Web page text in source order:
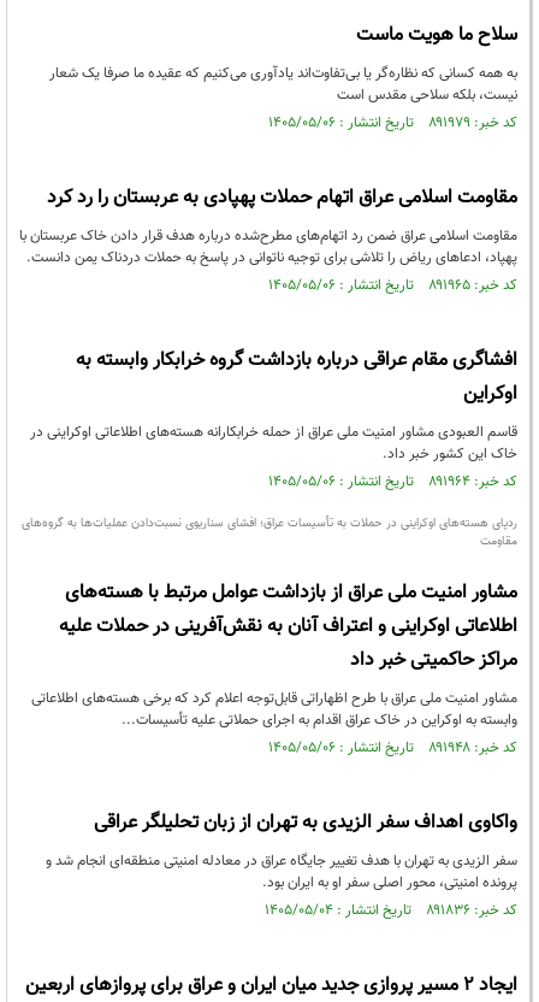
سلاح ما هویت ماست
به همه کسانی که نظاره‌گر یا بی‌تفاوت‌اند یادآوری می‌کنیم که عقیده ما صرفا یک شعار
نیست، بلکه سلاحی مقدس است
کد خبر: ۸۹۱۹۷۹ تاریخ انتشار : ۱۴۰۵/۰۵/۰۶
مقاومت اسلامی عراق اتهام حملات پهپادی به عربستان را رد کرد
مقاومت اسلامی عراق ضمن رد اتهام‌های مطرح‌شده درباره هدف قرار دادن خاک عربستان با
پهپاد، ادعاهای ریاض را تلاشی برای توجیه ناتوانی در پاسخ به حملات دردناک یمن دانست.
کد خبر: ۸۹۱۹۶۵ تاریخ انتشار : ۱۴۰۵/۰۵/۰۶
افشاگری مقام عراقی درباره بازداشت گروه‌ خرابکار وابسته به
اوکراین
قاسم العبودی مشاور امنیت ملی عراق از حمله خرابکارانه هسته‌های اطلاعاتی اوکراینی در
خاک این کشور خبر داد.
کد خبر: ۸۹۱۹۶۴ تاریخ انتشار : ۱۴۰۵/۰۵/۰۶
ردپای هسته‌های اوکراینی در حملات به تأسیسات عراق؛ افشای سناریوی نسبت‌دادن عملیات‌ها به گروه‌های
مقاومت
مشاور امنیت ملی عراق از بازداشت عوامل مرتبط با هسته‌های
اطلاعاتی اوکراینی و اعتراف آنان به نقش‌آفرینی در حملات علیه
مراکز حاکمیتی خبر داد
مشاور امنیت ملی عراق با طرح اظهاراتی قابل‌توجه اعلام کرد که برخی هسته‌های اطلاعاتی
وابسته به اوکراین در خاک عراق اقدام به اجرای حملاتی علیه تأسیسات...
کد خبر: ۸۹۱۹۴۸ تاریخ انتشار : ۱۴۰۵/۰۵/۰۶
واکاوی اهداف سفر الزیدی به تهران از زبان تحلیلگر عراقی
سفر الزیدی به تهران با هدف تغییر جایگاه عراق در معادله امنیتی منطقه‌ای انجام شد و
پرونده امنیتی، محور اصلی سفر او به ایران بود.
کد خبر: ۸۹۱۸۳۶ تاریخ انتشار : ۱۴۰۵/۰۵/۰۴
ایجاد ۲ مسیر پروازی جدید میان ایران و عراق برای پروازهای اربعین